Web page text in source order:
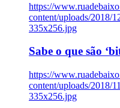
https://
content/uploads/2018/
335x256.jpg
Sabe o que são
https://
content/uploads/2018/
335x256.jpg